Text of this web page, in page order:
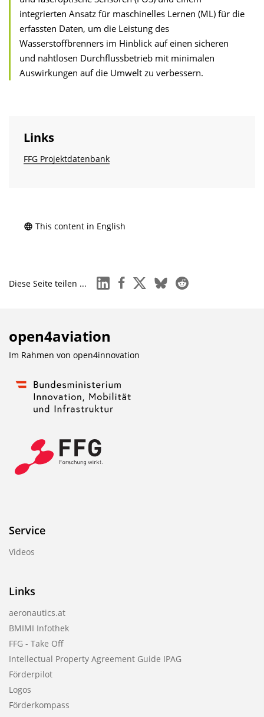
integrierten Ansatz für maschinelles Lernen (ML) für die
erfassten Daten, um die Leistung des
Wasserstoffbrenners im Hinblick auf einen sicheren
und nahtlosen Durchflussbetrieb mit minimalen
Auswirkungen auf die Umwelt zu verbessern.
Links
FFG Projektdatenbank
This content in English
Diese Seite teilen ... linkedinfacebook
x blueskyreddit
open4aviation
Im Rahmen von open4innovation
Service
Videos
Links
aeronautics.at
BMIMI Infothek
FFG - Take Off
Intellectual Property Agreement Guide IPAG
Förderpilot
Logos
Förderkompass